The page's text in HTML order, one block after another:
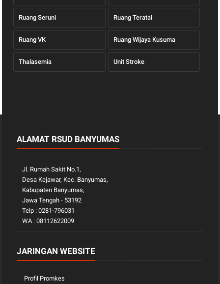
Ruang Seruni Ruang Teratai
Ruang VK Ruang Wijaya Kusuma
Thalasemia Unit Stroke
ALAMAT RSUD BANYUMAS
Jl. Rumah Sakit No.1,
Desa Kejawar, Kec. Banyumas,
Kabupaten Banyumas,
Jawa Tengah - 53192
Telp : 0281-796031
WA : 08112622009
JARINGAN WEBSITE
Profil Promkes